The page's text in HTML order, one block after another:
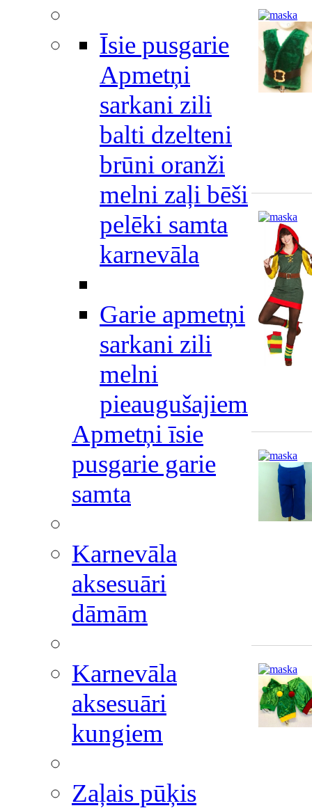
Īsie pusgarie
Apmetņi
sarkani zili
balti dzelteni
brūni oranži
melni zaļi bēši
pelēki samta
karnevāla
Garie apmetņi
sarkani zili
melni
pieaugušajiem
Apmetņi īsie
pusgarie garie
samta
Karnevāla
aksesuāri
dāmām
Karnevāla
aksesuāri
kungiem
Zaļais pūķis